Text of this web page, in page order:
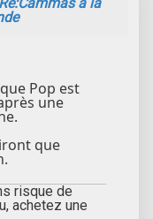
Re:Cammas à la
Pop est
une
que
risque de
achetez une